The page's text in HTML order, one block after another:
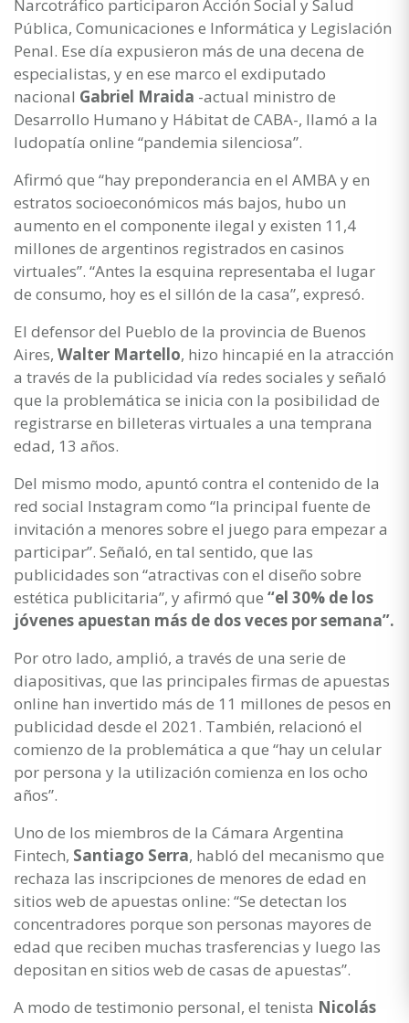
Narcotráfico participaron Acción Social y Salud
Pública, Comunicaciones e Informática y Legislación
Penal. Ese día expusieron más de una decena de
especialistas, y en ese marco el exdiputado
nacional Gabriel Mraida -actual ministro de
Desarrollo Humano y Hábitat de CABA-, llamó a la
ludopatía online “pandemia silenciosa”.
Afirmó que “hay preponderancia en el AMBA y en
estratos socioeconómicos más bajos, hubo un
aumento en el componente ilegal y existen 11,4
millones de argentinos registrados en casinos
virtuales”. “Antes la esquina representaba el lugar
de consumo, hoy es el sillón de la casa”, expresó.
El defensor del Pueblo de la provincia de Buenos
Aires, Walter Martello, hizo hincapié en la atracción
a través de la publicidad vía redes sociales y señaló
que la problemática se inicia con la posibilidad de
registrarse en billeteras virtuales a una temprana
edad, 13 años.
Del mismo modo, apuntó contra el contenido de la
red social Instagram como “la principal fuente de
invitación a menores sobre el juego para empezar a
participar”. Señaló, en tal sentido, que las
publicidades son “atractivas con el diseño sobre
estética publicitaria”, y afirmó que “el 30% de los
jóvenes apuestan más de dos veces por semana”.
Por otro lado, amplió, a través de una serie de
diapositivas, que las principales firmas de apuestas
online han invertido más de 11 millones de pesos en
publicidad desde el 2021. También, relacionó el
comienzo de la problemática a que “hay un celular
por persona y la utilización comienza en los ocho
años”.
Uno de los miembros de la Cámara Argentina
Fintech, Santiago Serra, habló del mecanismo que
rechaza las inscripciones de menores de edad en
sitios web de apuestas online: “Se detectan los
concentradores porque son personas mayores de
edad que reciben muchas trasferencias y luego las
depositan en sitios web de casas de apuestas”.
A modo de testimonio personal, el tenista Nicolás